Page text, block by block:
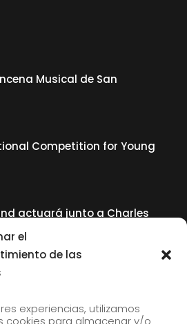
el
de las
experiencias, utilizamos
cookies para almacenar y/o
Musical de San
Competition for Young
actuará junto a Charles